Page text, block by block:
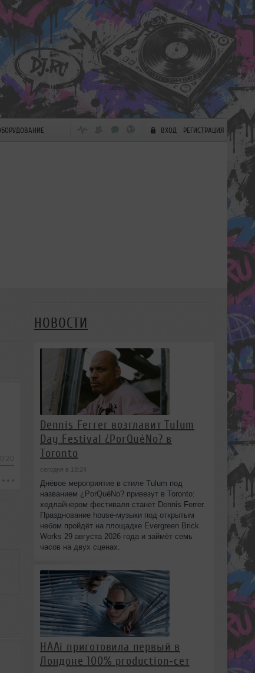
ВХОД РЕГИСТРАЦИЯ
НОВОСТИ
Dennis Ferrer возглавит Tulum
Day Festival ¿PorQuéNo? в
Toronto
сегодня в 18:24
Днёвое мероприятие в стиле Tulum под
названием ¿PorQuéNo? привезут в Toronto:
хедлайнером фестиваля станет Dennis Ferrer.
Празднование house-музыки под открытым
небом пройдёт на площадке Evergreen Brick
Works 29 августа 2026 года и займёт семь
часов на двух сценах.
HAAi приготовила первый в
Лондоне 100% production‑сет